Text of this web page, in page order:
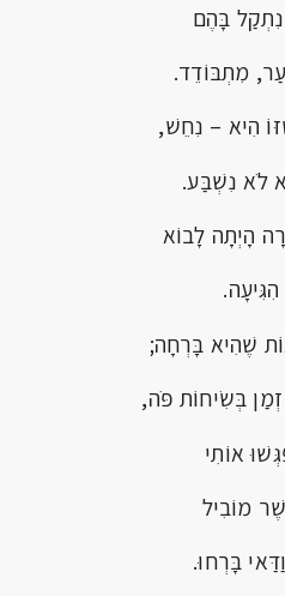
בָּהֶם
מִתְבּוֹדֵד.
– נִחֵשׁ,
נִשְׁבַּע.
לָבוֹא
בָּרְחָה;
בְּשִׂיחוֹת פֹּה,
אוֹתִי
בָּרְחוּ.